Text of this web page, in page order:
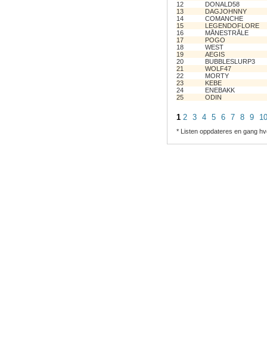
12
DONALD58
13
DAGJOHNNY
14
COMANCHE
15
LEGENDOFLORE
16
MÅNESTRÅLE
17
POGO
18
WEST
19
AEGIS
20
BUBBLESLURP3
21
WOLF47
22
MORTY
23
KEBE
24
ENEBAKK
25
ODIN
1 2 3 4 5 6 7 8 9 10
* Listen oppdateres en gang